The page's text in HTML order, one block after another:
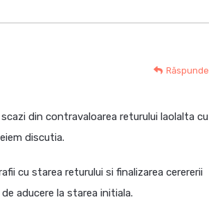
Răspunde
din contravaloarea returului laolalta cu
discutia.
cu starea returului si finalizarea cerererii
aducere la starea initiala.